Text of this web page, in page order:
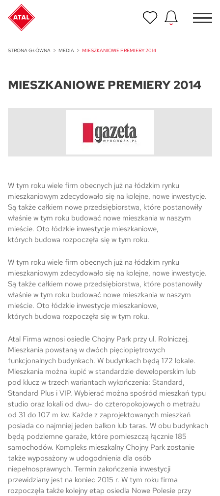
STRONA GŁÓWNA MEDIA MIESZKANIOWE PREMIERY 2014
MIESZKANIOWE PREMIERY 2014
W tym roku wiele firm obecnych już na łódzkim rynku
mieszkaniowym zdecydowało się na kolejne, nowe inwestycje.
Są także całkiem nowe przedsiębiorstwa, które postanowiły
właśnie w tym roku budować nowe mieszkania w naszym
mieście. Oto łódzkie inwestycje mieszkaniowe,
których budowa rozpoczęła się w tym roku.
W tym roku wiele firm obecnych już na łódzkim rynku
mieszkaniowym zdecydowało się na kolejne, nowe inwestycje.
Są także całkiem nowe przedsiębiorstwa, które postanowiły
właśnie w tym roku budować nowe mieszkania w naszym
mieście. Oto łódzkie inwestycje mieszkaniowe,
których budowa rozpoczęła się w tym roku.
Atal Firma wznosi osiedle Chojny Park przy ul. Rolniczej.
Mieszkania powstaną w dwóch pięciopiętrowych
funkcjonalnych budynkach. W budynkach będą 172 lokale.
Mieszkania można kupić w standardzie deweloperskim lub
pod klucz w trzech wariantach wykończenia: Standard,
Standard Plus i VIP. Wybierać można spośród mieszkań typu
studio oraz lokali od dwu- do czteropokojowych o metrażu
od 31 do 107 m kw. Każde z zaprojektowanych mieszkań
posiada co najmniej jeden balkon lub taras. W obu budynkach
będą podziemne garaże, które pomieszczą łącznie 185
samochodów. Kompleks mieszkalny Chojny Park zostanie
także wyposażony w udogodnienia dla osób
niepełnosprawnych. Termin zakończenia inwestycji
przewidziany jest na koniec 2015 r. W tym roku firma
rozpoczęła także kolejny etap osiedla Nowe Polesie przy
ATAL Unii Lubelskiej w Poznaniu
Nowość
ATAL Ville przy Białej
Program Poleceń ATAL
Polecaj i zyskaj nawet 5 000 zł
NOWOŚĆ
ATAL Ruczaj w Krakowie
Skwer Witosa w Piastowie